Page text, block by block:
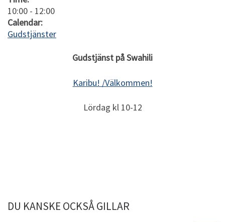
10:00 - 12:00
Calendar:
Gudstjänster
Gudstjänst på Swahili
Karibu! /Välkommen!
Lördag kl 10-12
DU KANSKE OCKSÅ GILLAR